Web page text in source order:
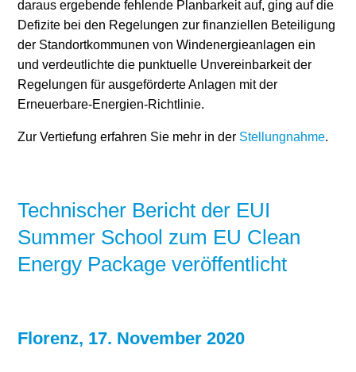
daraus ergebende fehlende Planbarkeit auf, ging auf die
Defizite bei den Regelungen zur finanziellen Beteiligung
der Standortkommunen von Windenergieanlagen ein
und verdeutlichte die punktuelle Unvereinbarkeit der
Regelungen für ausgeförderte Anlagen mit der
Erneuerbare-Energien-Richtlinie.
Zur Vertiefung erfahren Sie mehr in der Stellungnahme.
Technischer Bericht der EUI
Summer School zum EU Clean
Energy Package veröffentlicht
Florenz, 17. November 2020